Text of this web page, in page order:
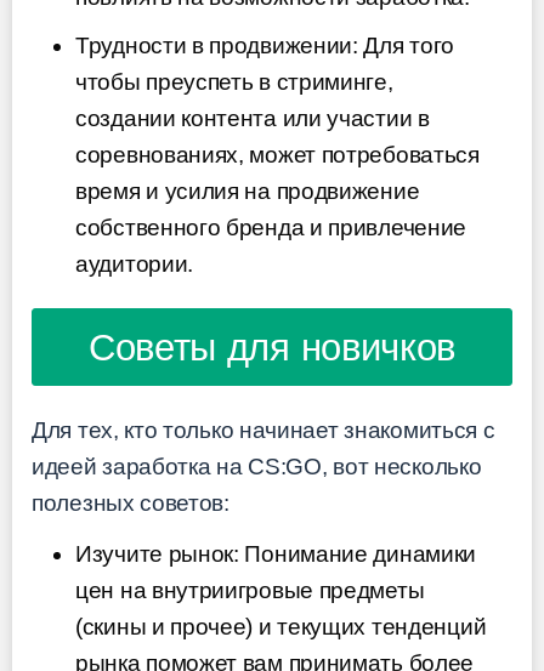
Трудности в продвижении: Для того
чтобы преуспеть в стриминге,
создании контента или участии в
соревнованиях, может потребоваться
время и усилия на продвижение
собственного бренда и привлечение
аудитории.
Советы для новичков
Для тех, кто только начинает знакомиться с
идеей заработка на CS:GO, вот несколько
полезных советов:
Изучите рынок: Понимание динамики
цен на внутриигровые предметы
(скины и прочее) и текущих тенденций
рынка поможет вам принимать более